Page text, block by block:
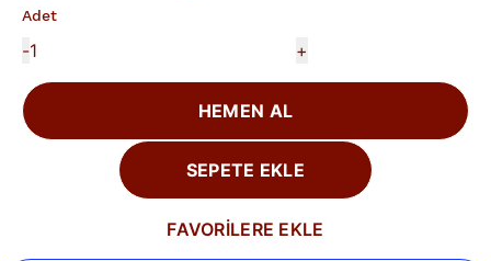
Adet
- +
HEMEN AL
SEPETE EKLE
FAVORİLERE EKLE